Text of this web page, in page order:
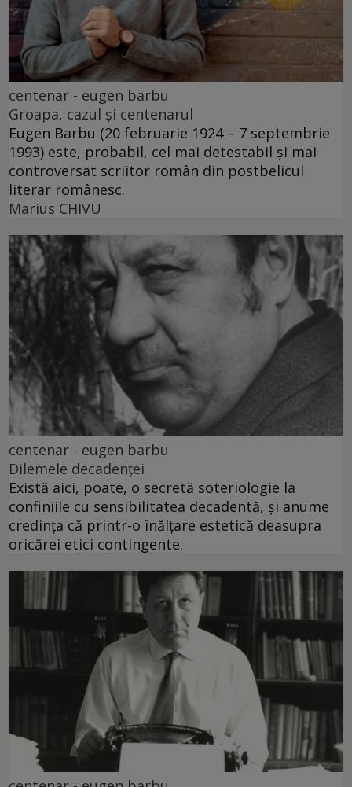
centenar - eugen barbu
Groapa, cazul și centenarul
Eugen Barbu (20 februarie 1924 – 7 septembrie
1993) este, probabil, cel mai detestabil și mai
controversat scriitor român din postbelicul
literar românesc.
Marius CHIVU
centenar - eugen barbu
Dilemele decadenței
Există aici, poate, o secretă soteriologie la
confiniile cu sensibilitatea decadentă, și anume
credința că printr-o înălțare estetică deasupra
oricărei etici contingente.